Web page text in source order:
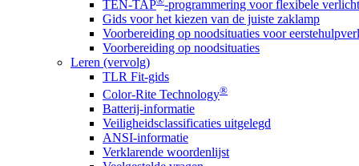
TEN-TAP -programmering voor flexibele
Gids voor het kiezen van de juiste zaklamp
Voorbereiding op noodsituaties voor
Voorbereiding op noodsituaties
Leren (vervolg)
TLR Fit-gids
Color-Rite Technology®
Batterij-informatie
Veiligheidsclassificaties uitgelegd
ANSI-informatie
Verklarende woordenlijst